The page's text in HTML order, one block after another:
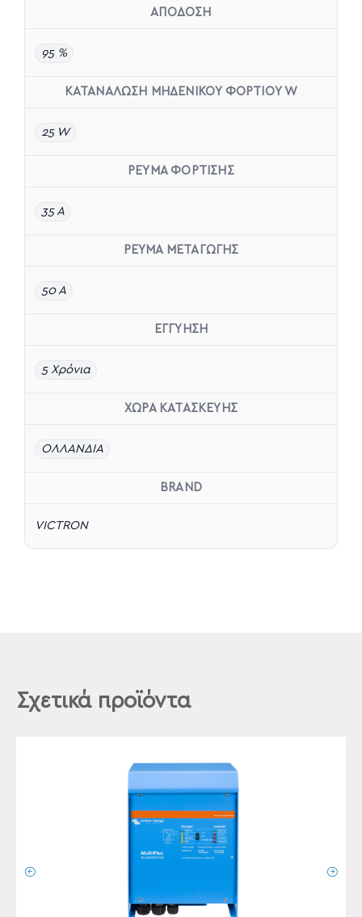
ΑΠΟΔΟΣΗ
95 %
ΚΑΤΑΝΑΛΩΣΗ ΜΗΔΕΝΙΚΟΥ ΦΟΡΤΙΟΥ W
25 W
ΡΕΥΜΑ ΦΟΡΤΙΣΗΣ
35 A
ΡΕΥΜΑ ΜΕΤΑΓΩΓΗΣ
50 A
ΕΓΓΥΗΣΗ
5 Χρόνια
ΧΩΡΑ ΚΑΤΑΣΚΕΥΗΣ
ΟΛΛΑΝΔΙΑ
BRAND
VICTRON
Σχετικά προϊόντα